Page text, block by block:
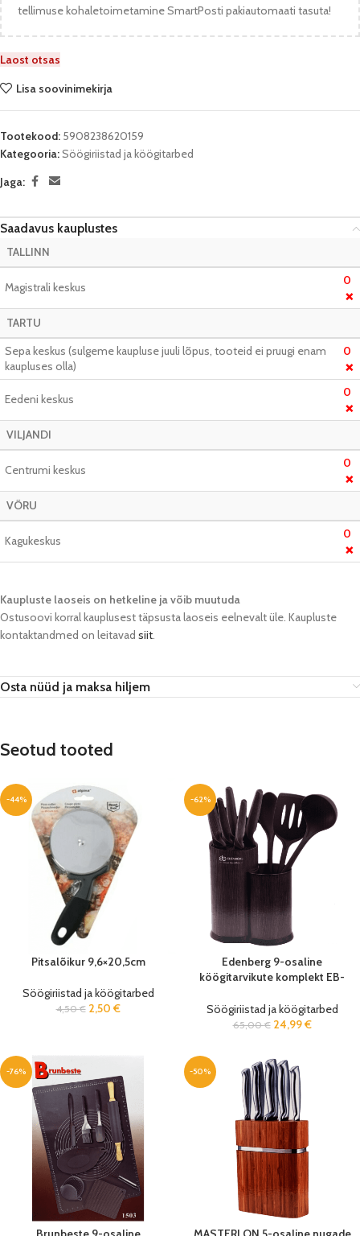
tellimuse kohaletoimetamine SmartPosti pakiautomaati tasuta!
Laost otsas
Lisa soovinimekirja
Tootekood: 5908238620159
Kategooria:Söögiriistad ja köögitarbed
Jaga:
Saadavus kauplustes
TALLINN
Magistrali keskus 0
❌
TARTU
Sepa keskus (sulgeme kaupluse juuli lõpus, tooteid ei pruugi enam
kaupluses olla)
0
❌
Eedeni keskus 0
❌
VILJANDI
Centrumi keskus 0
❌
VÕRU
Kagukeskus 0
❌
Kaupluste laoseis on hetkeline ja võib muutuda​
Ostusoovi korral kauplusest täpsusta laoseis eelnevalt üle. Kaupluste
kontaktandmed on leitavad siit.
Osta nüüd ja maksa hiljem
Seotud tooted
-44%
Pitsalõikur 9,6×20,5cm
Söögiriistad ja köögitarbed
4,50€ 2,50 €
-62%
Edenberg 9-osaline
köögitarvikute komplekt EB-
Söögiriistad ja köögitarbed
65,00€ 24,99€
-76% -50%